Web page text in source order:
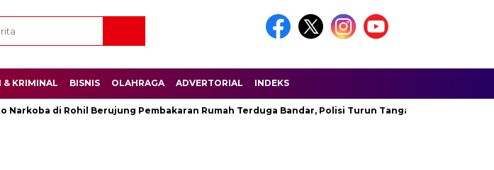
& KRIMINAL BISNIS OLAHRAGA ADVERTORIAL INDEKS
Narkoba di Rohil Berujung Pembakaran Rumah Terduga Bandar, Polisi Turun Tangan